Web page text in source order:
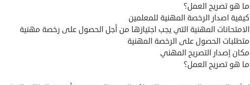
ما هو تصريح العمل؟
كيفية اصدار الرخصة المهنية للمعلمين
الامتحانات المهنية التي يجب اجتيازها من أجل الحصول على رخصة مهنية
متطلبات الحصول على الرخصة المهنية
مكان إصدار التصريح المهني
ما هو تصريح العمل؟